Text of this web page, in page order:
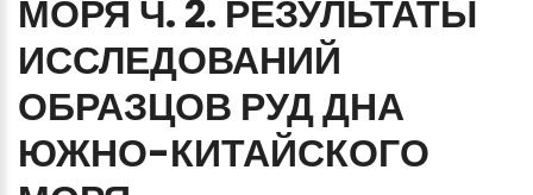
МОРЯ Ч. 2. РЕЗУЛЬТАТЫ
ИССЛЕДОВАНИЙ
ОБРАЗЦОВ РУДДНА
ЮЖНО-КИТАЙСКОГО